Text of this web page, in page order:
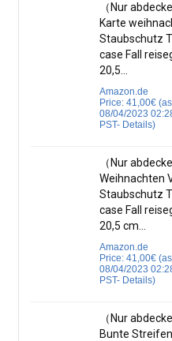
（Nur
Karte
Staubschutz
case Fall
20,5…
Amazon.de
Price: 41,00€
08/04/2023
PST- Details)
（Nur
Weihnachten
Staubschutz
case Fall
20,5 cm…
Amazon.de
Price: 41,00€
08/04/2023
PST- Details)
（Nur
Bunte